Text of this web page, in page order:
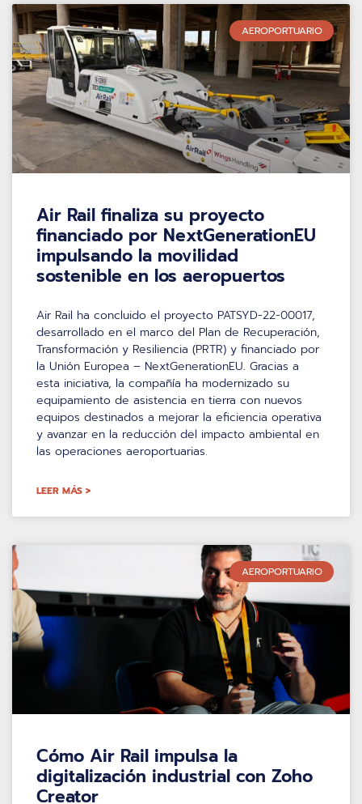
AEROPORTUARIO
Air Rail finaliza su proyecto
financiado por NextGenerationEU
impulsando la movilidad
sostenible en los aeropuertos
Air Rail ha concluido el proyecto PATSYD-22-00017,
desarrollado en el marco del Plan de Recuperación,
Transformación y Resiliencia (PRTR) y financiado por
la Unión Europea – NextGenerationEU. Gracias a
esta iniciativa, la compañía ha modernizado su
equipamiento de asistencia en tierra con nuevos
equipos destinados a mejorar la eficiencia operativa
y avanzar en la reducción del impacto ambiental en
las operaciones aeroportuarias.
LEER MÁS >
AEROPORTUARIO
Cómo Air Rail impulsa la
digitalización industrial con Zoho
Creator